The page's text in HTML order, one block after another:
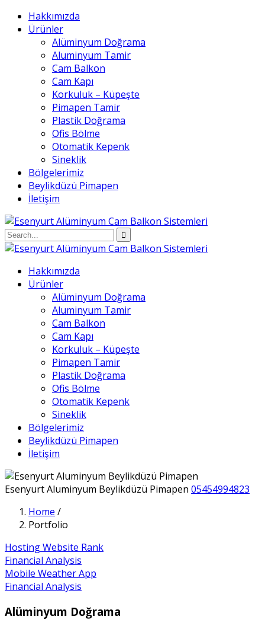
Hakkımızda
Ürünler
Alüminyum Doğrama
Aluminyum Tamir
Cam Balkon
Cam Kapı
Korkuluk – Küpeşte
Pimapen Tamir
Plastik Doğrama
Ofis Bölme
Otomatik Kepenk
Sineklik
Bölgelerimiz
Beylikdüzü Pimapen
İletişim
Hakkımızda
Ürünler
Alüminyum Doğrama
Aluminyum Tamir
Cam Balkon
Cam Kapı
Korkuluk – Küpeşte
Pimapen Tamir
Plastik Doğrama
Ofis Bölme
Otomatik Kepenk
Sineklik
Bölgelerimiz
Beylikdüzü Pimapen
İletişim
Esenyurt Aluminyum Beylikdüzü Pimapen 05454994823
Home /
Portfolio
Hosting Website Rank
Financial Analysis
Mobile Weather App
Financial Analysis
Alüminyum Doğrama